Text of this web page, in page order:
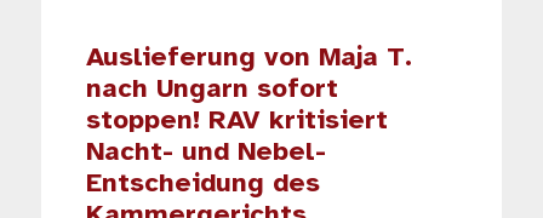
Auslieferung von Maja T.
nach Ungarn sofort
stoppen! RAV kritisiert
Nacht- und Nebel-
Entscheidung des